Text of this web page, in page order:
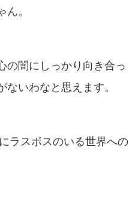
。
の闇にしっかり向き合っ
いわなと思えます。
ラスボスのいる世界への